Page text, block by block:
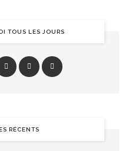
TOUS LES JOURS
RÉCENTS